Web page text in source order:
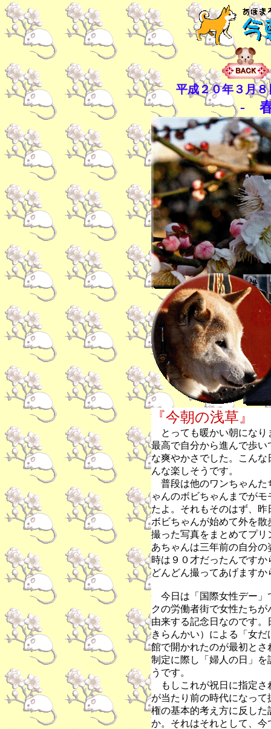
平成２０年３月８
-
『今朝の浅草』
とっても暖かい朝になり
最高で自分から進んで歩
な爽やかさでした。こん
んな楽しそうです。
普段は他のワンちゃんた
ゃんのボビちゃんまでが
たよ。それもそのはず、
ボビちゃんが始めて外を
撮った写真をまとめてプ
あちゃんは三年前の自分
時は９０才だったんです
どんどん撮ってあげます
今日は「国際女性デー」
クの労働者街で女性たち
由来する記念日なのです。
きらんかい）による「女
館で開かれたのが最初とさ
制定に際し「婦人の日」
うです。
もしこれが祝日に指定さ
が当たり前の時代になっ
権の基本的考え方に反し
か。それはそれとして、